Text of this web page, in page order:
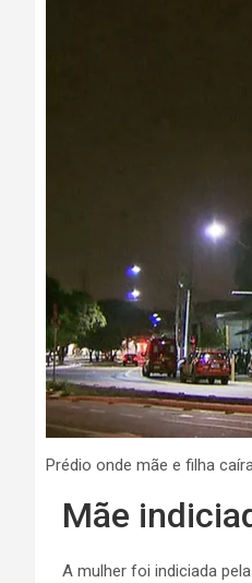
Prédio onde mãe e filha
Mãe
A mulher foi indiciada